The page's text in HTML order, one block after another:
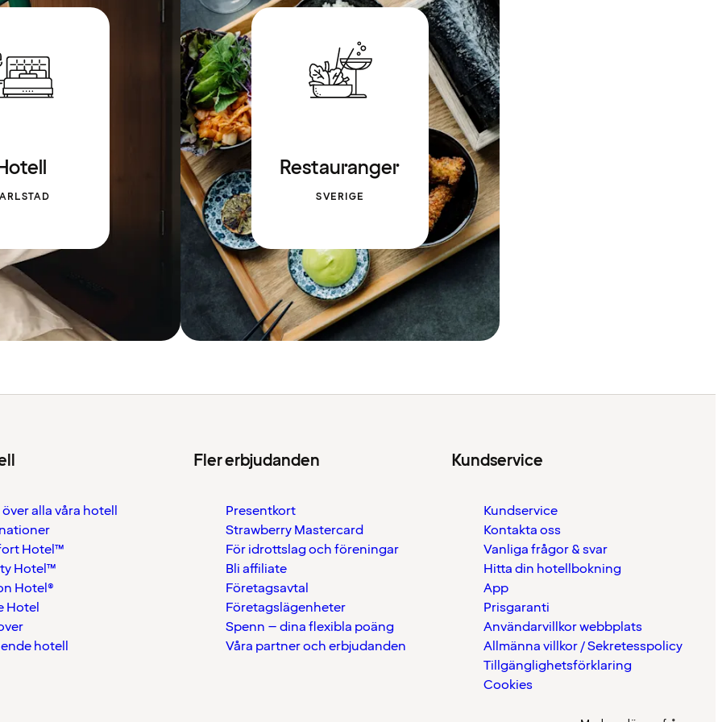
Restauranger
SVERIGE
alla våra hotell
Hotel™
Hotel™
Hotel®
Hotel
hotell
Fler erbjudanden
Presentkort
Strawberry Mastercard
För idrottslag och föreningar
Bli affiliate
Företagsavtal
Företagslägenheter
Spenn – dina flexibla poäng
Våra partner och erbjudanden
Kundservice
Kundservice
Kontakta oss
Vanliga frågor & svar
Hitta din hotellbokning
App
Prisgaranti
Användarvillkor webbplats
Allmänna villkor / Sekretesspolicy
Tillgänglighetsförklaring
Cookies